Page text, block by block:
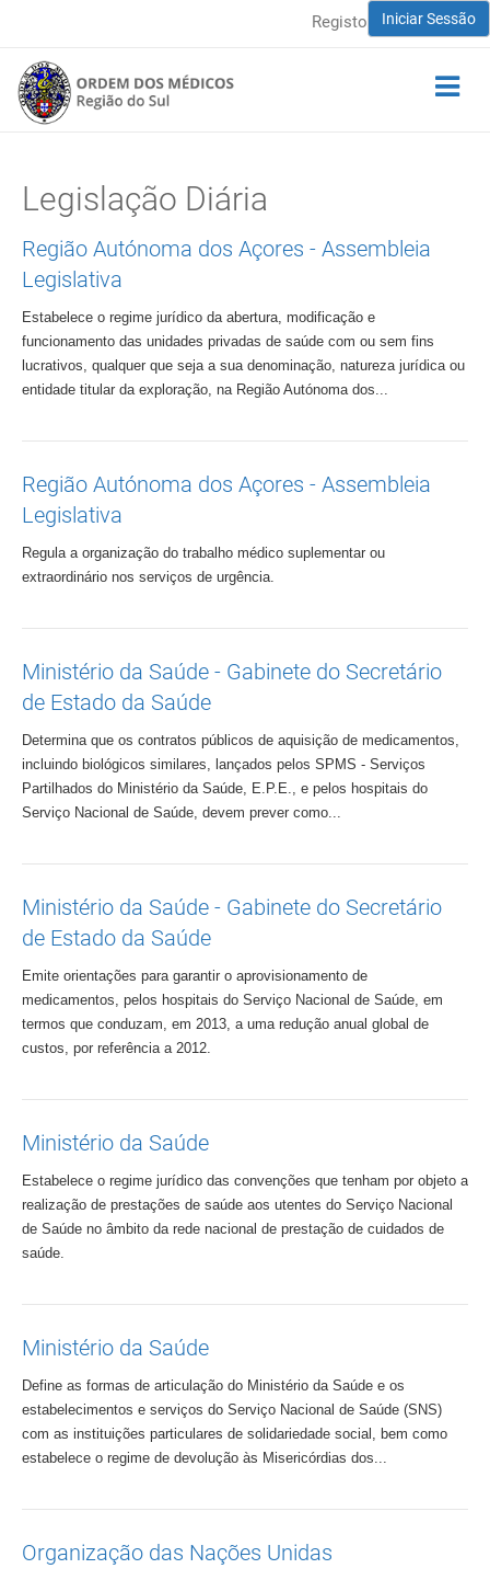
Iniciar Sessão
Registo
Legislação Diária
Região Autónoma dos Açores - Assembleia
Legislativa
Estabelece o regime jurídico da abertura, modificação e
funcionamento das unidades privadas de saúde com ou sem fins
lucrativos, qualquer que seja a sua denominação, natureza jurídica ou
entidade titular da exploração, na Região Autónoma dos...
Região Autónoma dos Açores - Assembleia
Legislativa
Regula a organização do trabalho médico suplementar ou
extraordinário nos serviços de urgência.
Ministério da Saúde - Gabinete do Secretário
de Estado da Saúde
Determina que os contratos públicos de aquisição de medicamentos,
incluindo biológicos similares, lançados pelos SPMS - Serviços
Partilhados do Ministério da Saúde, E.P.E., e pelos hospitais do
Serviço Nacional de Saúde, devem prever como...
Ministério da Saúde - Gabinete do Secretário
de Estado da Saúde
Emite orientações para garantir o aprovisionamento de
medicamentos, pelos hospitais do Serviço Nacional de Saúde, em
termos que conduzam, em 2013, a uma redução anual global de
custos, por referência a 2012.
Ministério da Saúde
Estabelece o regime jurídico das convenções que tenham por objeto a
realização de prestações de saúde aos utentes do Serviço Nacional
de Saúde no âmbito da rede nacional de prestação de cuidados de
saúde.
Ministério da Saúde
Define as formas de articulação do Ministério da Saúde e os
estabelecimentos e serviços do Serviço Nacional de Saúde (SNS)
com as instituições particulares de solidariedade social, bem como
estabelece o regime de devolução às Misericórdias dos...
Organização das Nações Unidas